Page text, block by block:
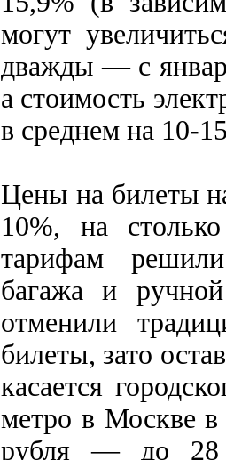
могут
дважды — с
а стоимость
в среднем на 10-
Цены на билеты
10%, на
тарифам
багажа и
отменили
билеты, зато
касается
метро в Москве в
рубля — до 28